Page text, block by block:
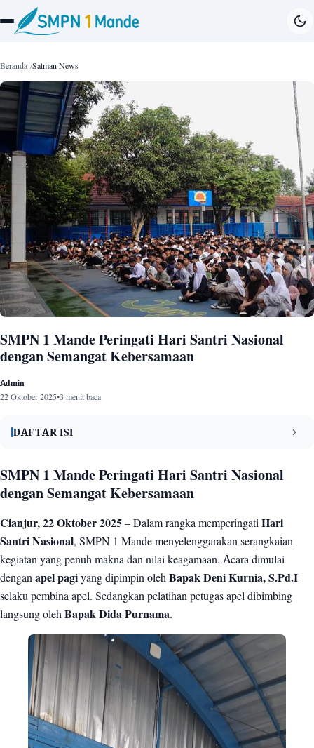
Beranda Satman News
SMPN 1 Mande Peringati Hari Santri Nasional
dengan Semangat Kebersamaan
Admin
22 Oktober 2025•3 menit baca
DAFTAR ISI
1
SMPN 1 Mande Peringati Hari Santri Nasional dengan Semangat
Kebersamaan
3 Sejarah Hari Santri
4 Nadhom, Puisi, dan Ceramah Santri
Penutup dengan Tari Saman dan Doa Bersama
SMPN 1 Mande Peringati Hari Santri Nasional
dengan Semangat Kebersamaan
Cianjur, 22 Oktober 2025 – Dalam rangka memperingati Hari
Santri Nasional, SMPN 1 Mande menyelenggarakan serangkaian
kegiatan yang penuh makna dan nilai keagamaan. Acara dimulai
dengan apel pagi yang dipimpin oleh Bapak Deni Kurnia, S.Pd.I
selaku pembina apel. Sedangkan pelatihan petugas apel dibimbing
langsung oleh Bapak Dida Purnama.